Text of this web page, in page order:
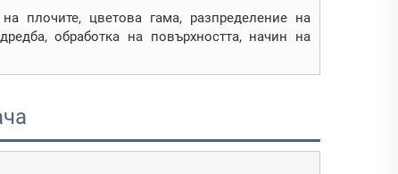
плочите, цветова гама, разпределение на
обработка на повърхността, начин на